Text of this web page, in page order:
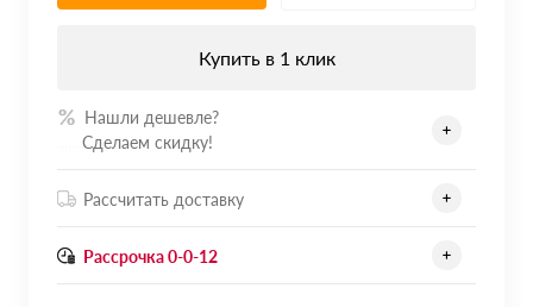
Купить в 1 клик
Нашли дешевле?
Сделаем скидку!
Рассчитать доставку
Рассрочка 0-0-12